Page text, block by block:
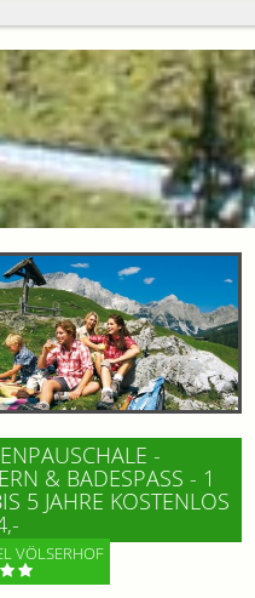
-
& BADESPASS - 1 K
5 JAHRE KOSTENLOS
VÖLSERHOF